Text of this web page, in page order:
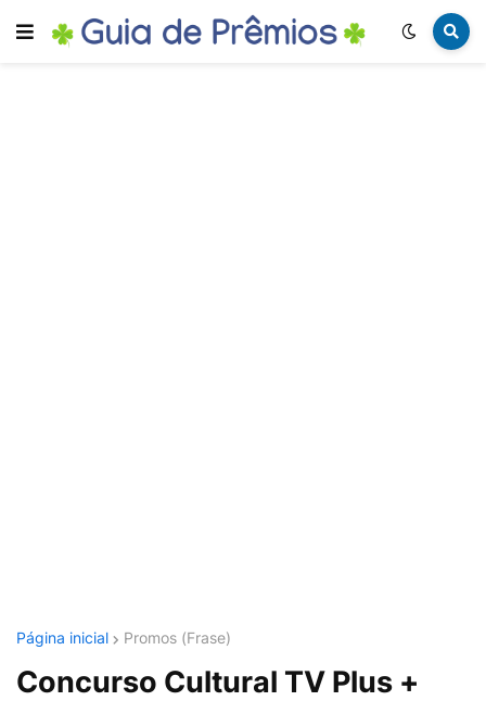
Página inicial Promos (Frase)
Concurso Cultural TV Plus +